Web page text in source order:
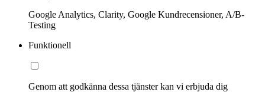
Google Analytics, Clarity, Google Kundrecensioner, A/B-
Testing
Funktionell
Genom att godkänna dessa tjänster kan vi erbjuda dig